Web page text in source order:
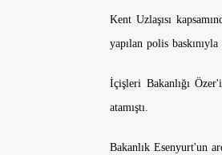
Kent Uzlaşısı
yapılan polis baskınıyla
İçişleri Bakanlığı
atamıştı.
Bakanlık Esenyurt'un